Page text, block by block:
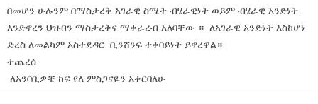
በመሆን ሁሉንም በማስታረቅ አገራዊ ስሜት ብሄራዊነት ወይም ብሄራዊ አንድነት
እንድኖረን ህዝብን ማስታረቅና ማቀራረብ አለባቸው ። ለአገራዊ አንድነት እስከሆነ
ድረስ ለመልካም አስተደዳር ቢንሸንፍ ተቀባይነት ይኖረዋል።
ተጨረሰ
ለአንባቢዎቼ ከፍ የለ ምስጋናዬን አቀርባለሁ